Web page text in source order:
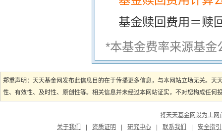
基金赎回费用＝赎
*本基金费率来源基
郑重声明：天天基金网发布此信息目的在于传播更多信息，与本网站立场无关。
性、有效性、及时性、原创性等。相关信息并未经过本网站证实，不对您构成任
将天天基金网设为上网
关于我们
资质证明 研究中心 联系我们
安全指引